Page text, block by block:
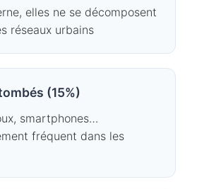
elles ne se décomposent
réseaux urbains
(15%)
smartphones…
fréquent dans les